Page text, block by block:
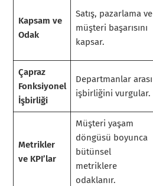
Kapsam ve
Odak
Satış, pazarlama ve
müşteri başarısını
kapsar.
Çapraz
Fonksiyonel
İşbirliği
Departmanlar arası
işbirliğini vurgular.
Metrikler
ve KPI’lar
Müşteri yaşam
döngüsü boyunca
bütünsel
metriklere
odaklanır.